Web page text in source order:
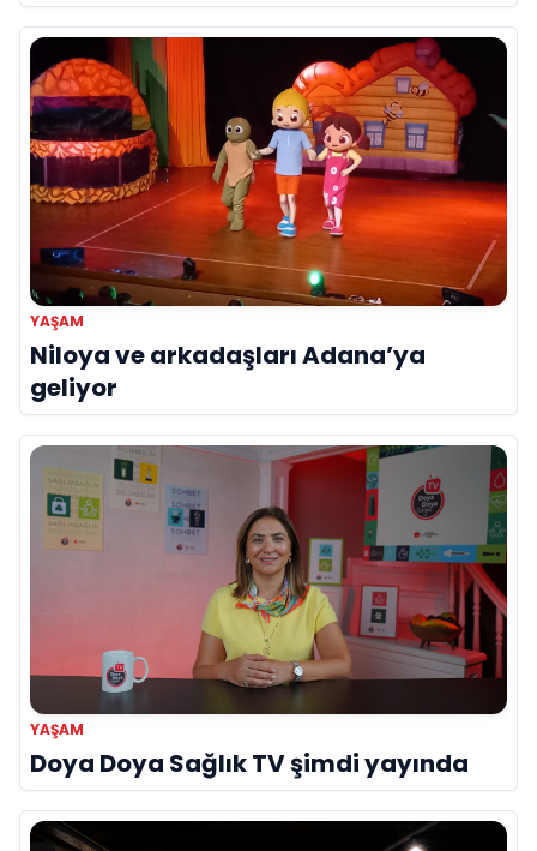
YAŞAM
Niloya ve arkadaşları Adana’ya
geliyor
YAŞAM
Doya Doya Sağlık TV şimdi yayında